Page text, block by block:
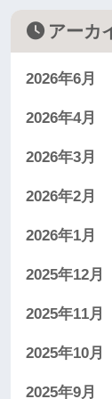
アーカ
2026年6月
2026年4月
2026年3月
2026年2月
2026年1月
2025年12月
2025年11月
2025年10月
2025年9月